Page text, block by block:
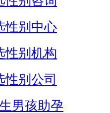
性别中心
性别机构
性别公司
男孩助孕